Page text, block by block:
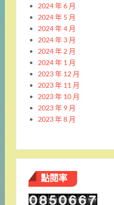
2024 年 6 月
2024 年 5 月
2024 年 4 月
2024 年 3 月
2024 年 2 月
2024 年 1 月
2023 年 12 月
2023 年 11 月
2023 年 10 月
2023 年 9 月
2023 年 8 月
點閱率